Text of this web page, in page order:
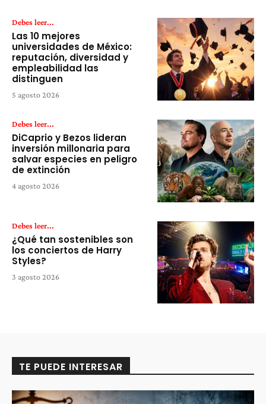
Debes leer...
Las 10 mejores
universidades de México:
reputación, diversidad y
empleabilidad las
distinguen
5 agosto 2026
Debes leer...
DiCaprio y Bezos lideran
inversión millonaria para
salvar especies en peligro
de extinción
4 agosto 2026
Debes leer...
¿Qué tan sostenibles son
los conciertos de Harry
Styles?
3 agosto 2026
TE PUEDE INTERESAR